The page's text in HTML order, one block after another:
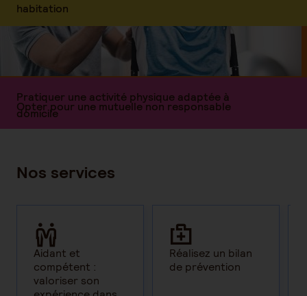
habitation
Pratiquer une activité physique adaptée à
domicile
Opter pour une mutuelle non responsable
Assurer ses biens : automobile, vélo,
habitation
Nos services
Aidant et
compétent :
valoriser son
Réalisez un bilan
de prévention